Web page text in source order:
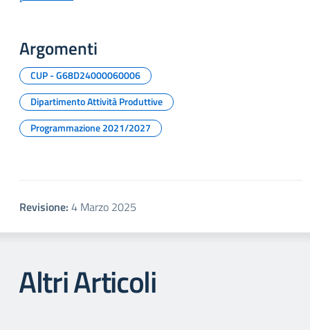
Argomenti
CUP - G68D24000060006
Dipartimento Attività Produttive
Programmazione 2021/2027
Revisione: 4 Marzo 2025
Altri Articoli